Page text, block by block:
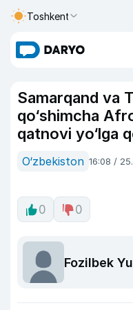
Toshkent
Samarqand va
qo‘shimcha
qatnovi yo‘lga
O‘zbekiston 16:08 /
0 0
Fozilbek